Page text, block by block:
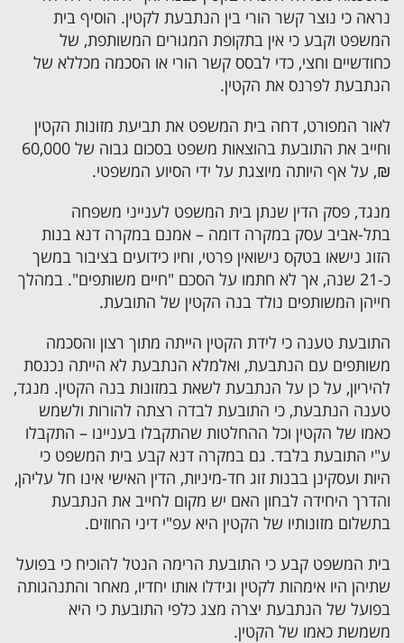
נראה כי נוצר קשר הורי בין הנתבעת לקטין. הוסיף בית
המשפט וקבע כי אין בתקופת המגורים המשותפת, של
כחודשיים וחצי, כדי לבסס קשר הורי או הסכמה מכללא של
הנתבעת לפרנס את הקטין.
לאור המפורט, דחה בית המשפט את תביעת מזונות הקטין
וחייב את התובעת בהוצאות משפט בסכום גבוה של 60,000
₪, על אף היותה מיוצגת על ידי הסיוע המשפטי.
מנגד, פסק הדין שנתן בית המשפט לענייני משפחה
בתל-אביב עסק במקרה דומה – אמנם במקרה דנא בנות
הזוג נישאו בטקס נישואין פרטי, וחיו כידועים בציבור במשך
כ-21 שנה, אך לא חתמו על הסכם "חיים משותפים". במהלך
חייהן המשותפים נולד בנה הקטין של התובעת.
התובעת טענה כי לידת הקטין הייתה מתוך רצון והסכמה
משותפים עם הנתבעת, ואלמלא הנתבעת לא הייתה נכנסת
להיריון, על כן על הנתבעת לשאת במזונות בנה הקטין. מנגד,
טענה הנתבעת, כי התובעת לבדה רצתה להורות ולשמש
כאמו של הקטין וכל ההחלטות שהתקבלו בעניינו – התקבלו
ע"י התובעת בלבד. גם במקרה דנא קבע בית המשפט כי
היות ועסקינן בבנות זוג חד-מיניות, הדין האישי אינו חל עליהן,
והדרך היחידה לבחון האם יש מקום לחייב את הנתבעת
בתשלום מזונותיו של הקטין היא עפ"י דיני החוזים.
בית המשפט קבע כי התובעת הרימה הנטל להוכיח כי בפועל
שתיהן היו אימהות לקטין וגידלו אותו יחדיו, מאחר והתנהגותה
בפועל של הנתבעת יצרה מצג כלפי התובעת כי היא
משמשת כאמו של הקטין.